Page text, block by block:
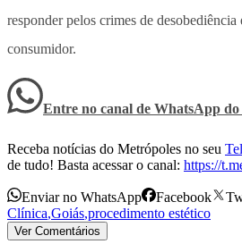
responder pelos crimes de desobediência
consumidor.
Entre no canal de WhatsApp do
Receba notícias do Metrópoles no seu
de tudo! Basta acessar o canal: https://
Enviar no WhatsApp Facebook
Clínica,Goiás,procedimento estético
Ver Comentários